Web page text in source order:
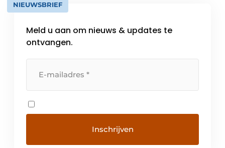
NIEUWSBRIEF
Meld u aan om nieuws & updates te
ontvangen.